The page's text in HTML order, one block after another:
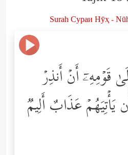
Surah Сураи Нӯҳ -
قَوۡمِهِۦۤ أَنۡ أَنذِرۡ
عَذَابٌ أَلِیمࣱ